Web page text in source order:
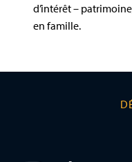
d’intérêt –
en famille.